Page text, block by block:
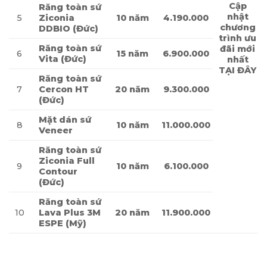
Cập
nhật
chương
trình ưu
đãi mới
nhất
TẠI ĐÂY
5
Răng toàn sứ
Ziconia
DDBIO (Đức)
10 năm 4.190.000
6
Răng toàn sứ
Vita (Đức)
15 năm 6.900.000
7
Răng toàn sứ
Cercon HT
(Đức)
20 năm 9.300.000
8
Mặt dán sứ
Veneer
10 năm 11.000.000
9
Răng toàn sứ
Ziconia Full
Contour
(Đức)
10 năm 6.100.000
10
Răng toàn sứ
Lava Plus 3M
ESPE (Mỹ)
20 năm 11.900.000